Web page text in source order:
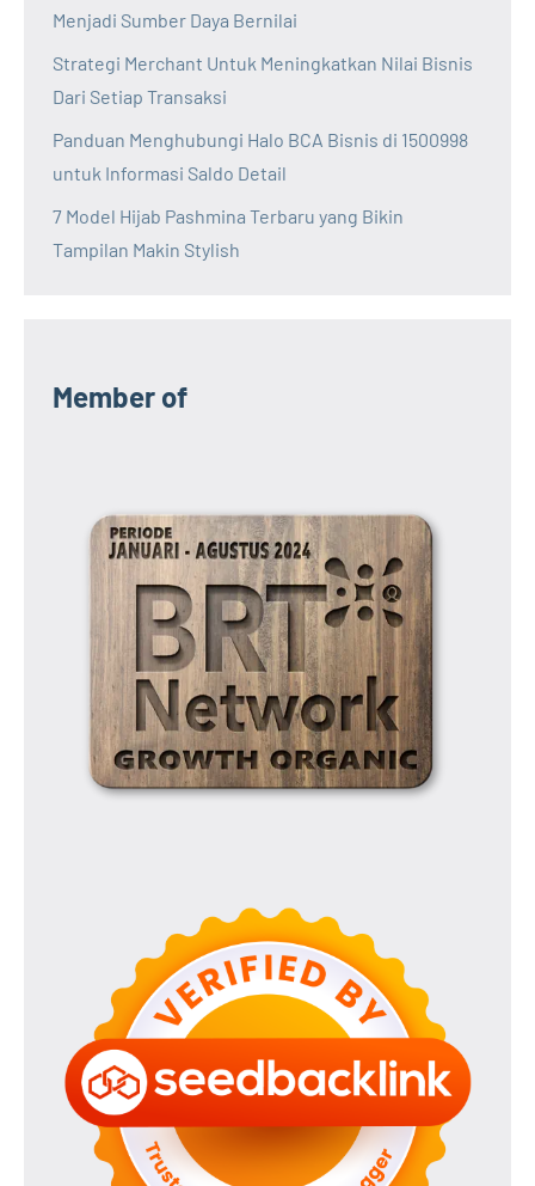
Menjadi Sumber Daya Bernilai
Strategi Merchant Untuk Meningkatkan Nilai Bisnis
Dari Setiap Transaksi
Panduan Menghubungi Halo BCA Bisnis di 1500998
untuk Informasi Saldo Detail
7 Model Hijab Pashmina Terbaru yang Bikin
Tampilan Makin Stylish
Member of